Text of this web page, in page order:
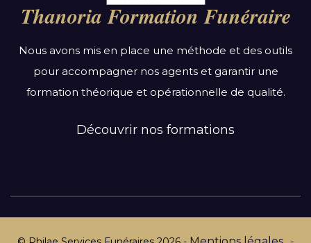
Bourgogne-Franche-Comté
Bretagne
Centre-Val de Loire
Grand Est
Hauts-de-France
Normandie
Thanoria Formation Funéraire
Nous avons mis en place une méthode et des outils
pour accompagner nos agents et garantir une
formation théorique et opérationnelle de qualité.
Découvrir nos formations